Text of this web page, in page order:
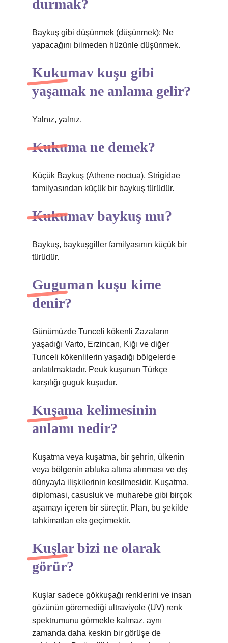
durmak?
Baykuş gibi düşünmek (düşünmek): Ne
yapacağını bilmeden hüzünle düşünmek.
Kukumav kuşu gibi
yaşamak ne anlama gelir?
Yalnız, yalnız.
Kukuma ne demek?
Küçük Baykuş (Athene noctua), Strigidae
familyasından küçük bir baykuş türüdür.
Kukumav baykuş mu?
Baykuş, baykuşgiller familyasının küçük bir
türüdür.
Guguman kuşu kime
denir?
Günümüzde Tunceli kökenli Zazaların
yaşadığı Varto, Erzincan, Kiğı ve diğer
Tunceli kökenlilerin yaşadığı bölgelerde
anlatılmaktadır. Peuk kuşunun Türkçe
karşılığı guguk kuşudur.
Kuşama kelimesinin
anlamı nedir?
Kuşatma veya kuşatma, bir şehrin, ülkenin
veya bölgenin abluka altına alınması ve dış
dünyayla ilişkilerinin kesilmesidir. Kuşatma,
diplomasi, casusluk ve muharebe gibi birçok
aşamayı içeren bir süreçtir. Plan, bu şekilde
tahkimatları ele geçirmektir.
Kuşlar bizi ne olarak
görür?
Kuşlar sadece gökkuşağı renklerini ve insan
gözünün göremediği ultraviyole (UV) renk
spektrumunu görmekle kalmaz, aynı
zamanda daha keskin bir görüşe de